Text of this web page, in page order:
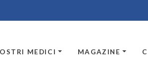
MEDICI MAGAZINE